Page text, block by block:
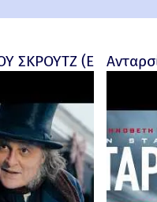
ΣΚΡΟΥΤΖ (Ebenezer)